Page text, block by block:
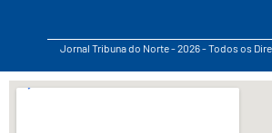
Jornal Tribuna do Norte - 2026 - Todos os